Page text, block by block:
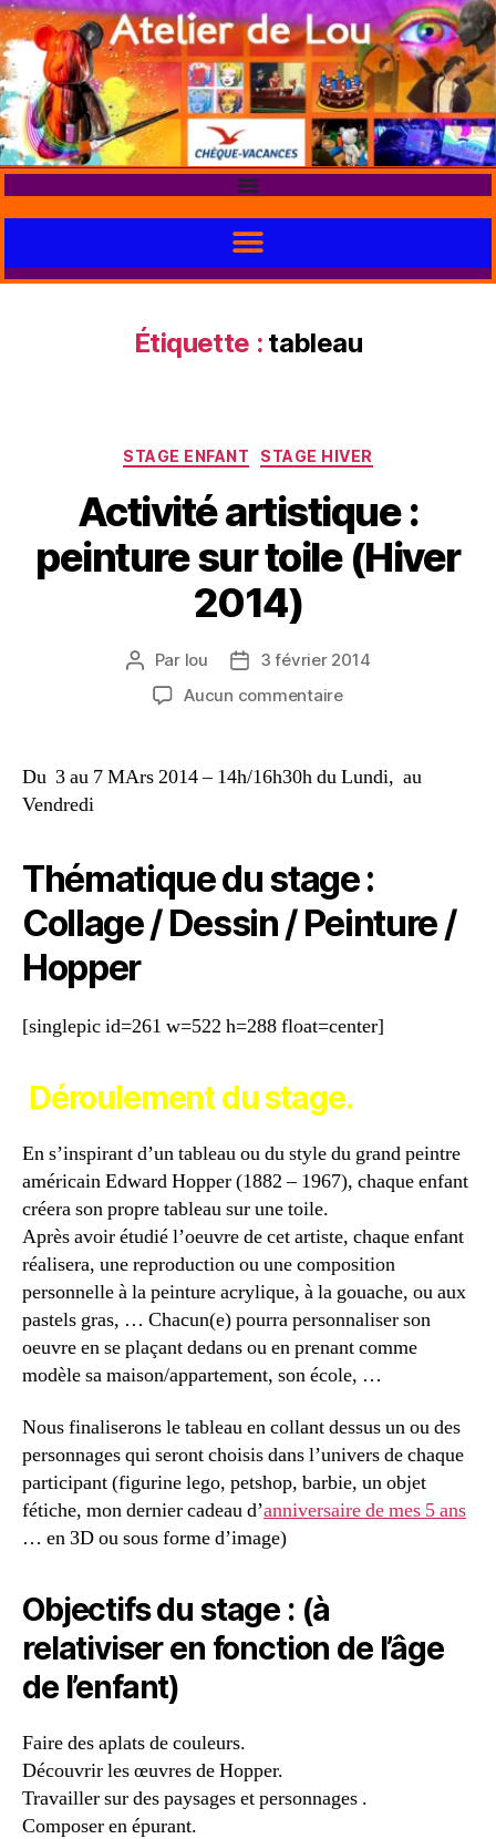
Étiquette : tableau
STAGE ENFANT STAGE HIVER
Activité artistique :
peinture sur toile (Hiver
2014)
Par lou
3 février 2014
Aucun commentaire
Du 3 au 7 MArs 2014 – 14h/16h30h du Lundi, au
Vendredi
Thématique du stage :
Collage / Dessin / Peinture /
Hopper
[singlepic id=261 w=522 h=288 float=center]
Déroulement du stage.
En s’inspirant d’un tableau ou du style du grand peintre
américain Edward Hopper (1882 – 1967), chaque enfant
créera son propre tableau sur une toile.
Après avoir étudié l’oeuvre de cet artiste, chaque enfant
réalisera, une reproduction ou une composition
personnelle à la peinture acrylique, à la gouache, ou aux
pastels gras, … Chacun(e) pourra personnaliser son
oeuvre en se plaçant dedans ou en prenant comme
modèle sa maison/appartement, son école, …
Nous finaliserons le tableau en collant dessus un ou des
personnages qui seront choisis dans l’univers de chaque
participant (figurine lego, petshop, barbie, un objet
fétiche, mon dernier cadeau d’anniversaire de mes 5 ans
… en 3D ou sous forme d’image)
Objectifs du stage : (à
relativiser en fonction de l’âge
de l’enfant)
Faire des aplats de couleurs.
Découvrir les œuvres de Hopper.
Travailler sur des paysages et personnages .
Composer en épurant.